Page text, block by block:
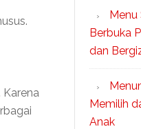
Karena
Menu
Berbuka
dan
Memilih
Anak